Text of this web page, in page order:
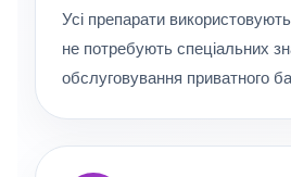
Усі препарати
не потребують спеціальних
обслуговування приватного